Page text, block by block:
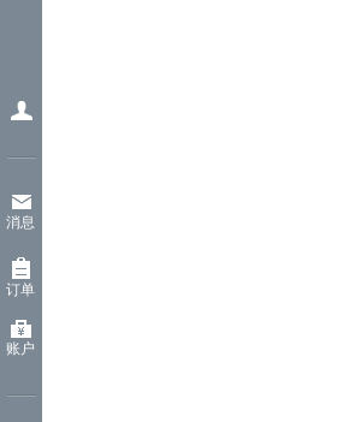
消息
订单
账户